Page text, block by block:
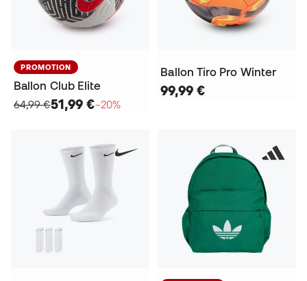
PROMOTION
Ballon Club Elite
64,99 €51,99 €−20%
Ballon Tiro Pro Winter
99,99 €